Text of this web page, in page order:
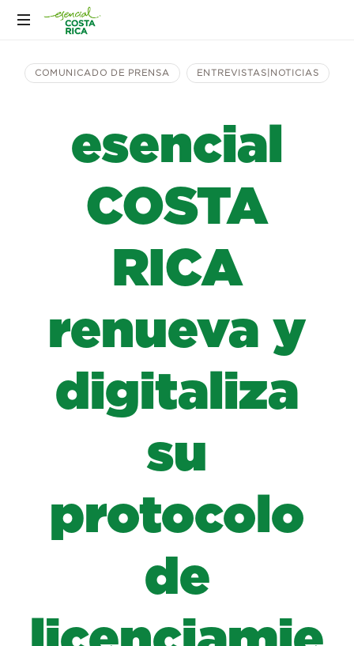
COMUNICADO DE PRENSA ENTREVISTAS|NOTICIAS
esencial
COSTA
RICA
renueva y
digitaliza
su
protocolo
de